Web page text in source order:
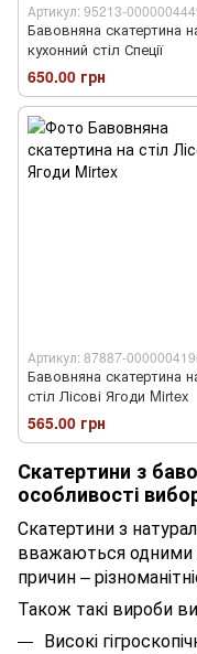
Артикул: 95213-
Бавовняна скатертина
кухонний стіл Спеції
650.00 грн
Артикул: 87887-
Бавовняна скатертина
стіл Лісові Ягоди Mirtex
565.00 грн
Скатертини з
особливості
Скатертини з
вважаються одними
причин –
Також такі вироби
Високі